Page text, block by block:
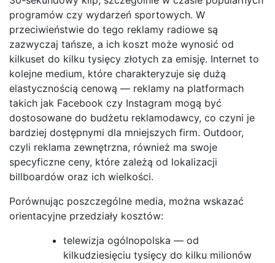
programów czy wydarzeń sportowych. W
przeciwieństwie do tego reklamy radiowe są
zazwyczaj tańsze, a ich koszt może wynosić od
kilkuset do kilku tysięcy złotych za emisję. Internet to
kolejne medium, które charakteryzuje się dużą
elastycznością cenową — reklamy na platformach
takich jak Facebook czy Instagram mogą być
dostosowane do budżetu reklamodawcy, co czyni je
bardziej dostępnymi dla mniejszych firm. Outdoor,
czyli reklama zewnętrzna, również ma swoje
specyficzne ceny, które zależą od lokalizacji
billboardów oraz ich wielkości.
Porównując poszczególne media, można wskazać
orientacyjne przedziały kosztów:
telewizja ogólnopolska — od
kilkudziesięciu tysięcy do kilku milionów